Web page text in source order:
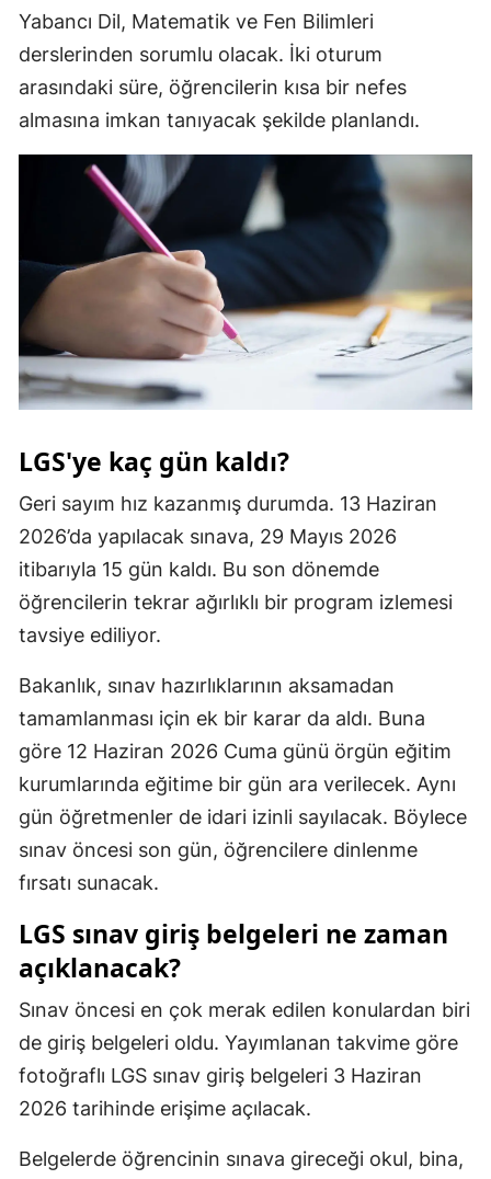
Malatya
Manisa
Kahramanmaraş
Mardin
Muğla
Muş
Nevşehir
Niğde
Samsun
Siirt
Tekirdağ
Tokat
Trabzon
Tunceli
Uşak
Yozgat
Zonguldak
Aksaray
Bayburt
Yabancı Dil, Matematik ve Fen Bilimleri
derslerinden sorumlu olacak. İki oturum
arasındaki süre, öğrencilerin kısa bir nefes
almasına imkan tanıyacak şekilde planlandı.
LGS'ye kaç gün kaldı?
Geri sayım hız kazanmış durumda. 13 Haziran
2026’da yapılacak sınava, 29 Mayıs 2026
itibarıyla 15 gün kaldı. Bu son dönemde
öğrencilerin tekrar ağırlıklı bir program izlemesi
tavsiye ediliyor.
Bakanlık, sınav hazırlıklarının aksamadan
tamamlanması için ek bir karar da aldı. Buna
göre 12 Haziran 2026 Cuma günü örgün eğitim
kurumlarında eğitime bir gün ara verilecek. Aynı
gün öğretmenler de idari izinli sayılacak. Böylece
sınav öncesi son gün, öğrencilere dinlenme
fırsatı sunacak.
LGS sınav giriş belgeleri ne zaman
açıklanacak?
Sınav öncesi en çok merak edilen konulardan biri
de giriş belgeleri oldu. Yayımlanan takvime göre
fotoğraflı LGS sınav giriş belgeleri 3 Haziran
2026 tarihinde erişime açılacak.
Belgelerde öğrencinin sınava gireceği okul, bina,